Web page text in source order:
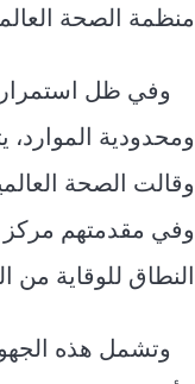
منظمة الصحة
وفي ظل
ومحدودية الموارد،
وقالت الصحة
وفي مقدمتهم مركز
النطاق للوقاية من
وتشمل هذه